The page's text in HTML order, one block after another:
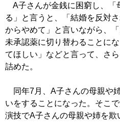
A子さんが金銭に困窮し、「
る」と言うと、「結婚を反対
からやめて」と言いながら、
未承認薬に切り替わることに
てほしい」などと言って、さ
詰めた。
同年7月、A子さんの母親や
いをすることになった。そこ
演技でA子さんの母親や姉を欺